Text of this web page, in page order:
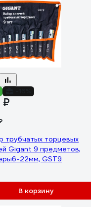
₽
трубчатых торцевых
Gigant 9 предметов,
22мм, GST9
В корзину